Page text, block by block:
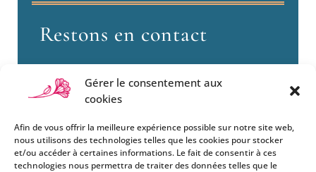
Gérer le consentement aux
cookies
Afin de vous offrir la meilleure expérience possible sur notre site web,
nous utilisons des technologies telles que les cookies pour stocker
et/ou accéder à certaines informations. Le fait de consentir à ces
technologies nous permettra de traiter des données telles que le
Restons en contact
Si vous souhaitez être informés